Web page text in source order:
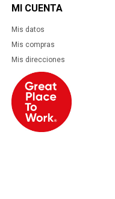
MI CUENTA
Mis datos
Mis compras
Mis direcciones